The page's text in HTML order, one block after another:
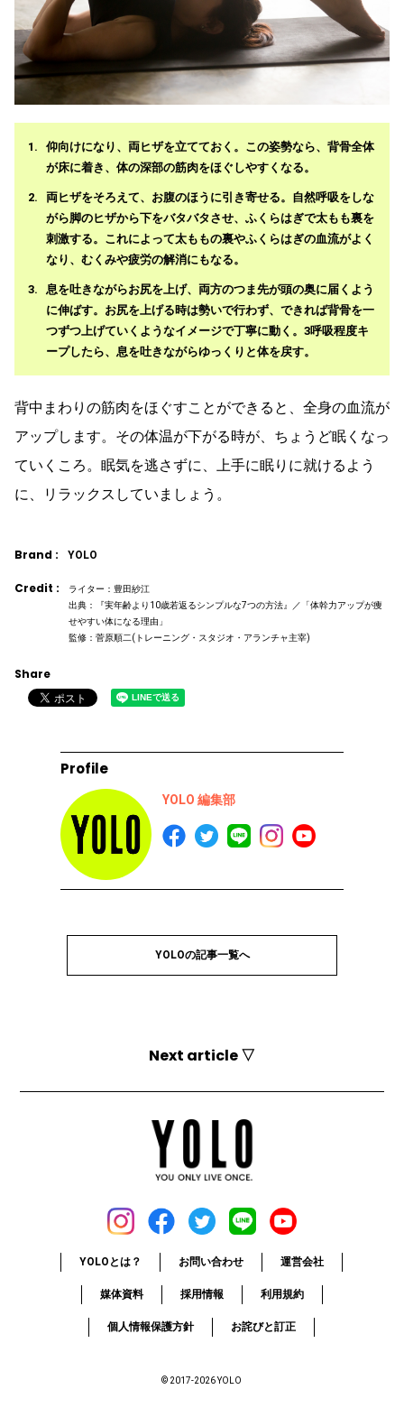
仰向けになり、両ヒザを立てておく。この姿勢なら、背骨全体
が床に着き、体の深部の筋肉をほぐしやすくなる。
両ヒザをそろえて、お腹のほうに引き寄せる。自然呼吸をしな
がら脚のヒザから下をバタバタさせ、ふくらはぎで太もも裏を
刺激する。これによって太ももの裏やふくらはぎの血流がよく
なり、むくみや疲労の解消にもなる。
息を吐きながらお尻を上げ、両方のつま先が頭の奥に届くよう
に伸ばす。お尻を上げる時は勢いで行わず、できれば背骨を一
つずつ上げていくようなイメージで丁寧に動く。3呼吸程度キ
ープしたら、息を吐きながらゆっくりと体を戻す。
背中まわりの筋肉をほぐすことができると、全身の血流が
アップします。その体温が下がる時が、ちょうど眠くなっ
ていくころ。眠気を逃さずに、上手に眠りに就けるよう
に、リラックスしていましょう。
Brand : YOLO
Credit :
ライター：豊田紗江
出典：『実年齢より10歳若返るシンプルな7つの方法』／「体幹力アップが痩
せやすい体になる理由」
監修：菅原順二(トレーニング・スタジオ・アランチャ主宰)
Share
Profile
YOLO 編集部
YOLOの記事一覧へ
Next article ▽
YOLOとは？ お問い合わせ 運営会社
媒体資料 採用情報 利用規約
個人情報保護方針 お詫びと訂正
© 2017-2026 YOLO